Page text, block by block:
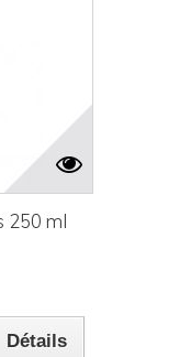
250 ml
Détails